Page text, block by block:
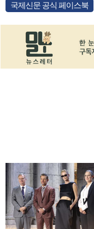
국제신문 공식 페이스북